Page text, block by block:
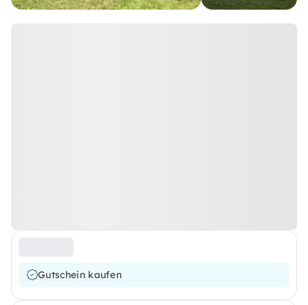
Gutschein kaufen